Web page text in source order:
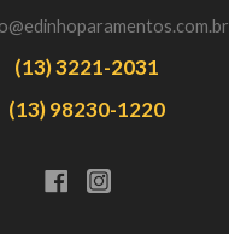
(13) 3221-2031
(13) 98230-1220